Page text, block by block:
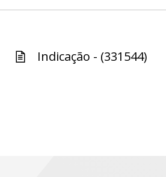
Indicação - (331544)